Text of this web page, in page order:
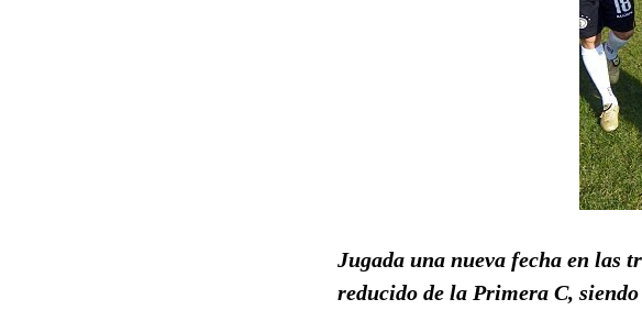
Jugada una nueva fecha en las
reducido de la Primera C,